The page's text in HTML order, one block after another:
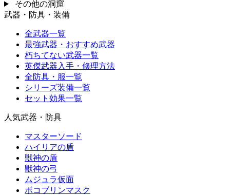
その他の洞窟
武器・防具・装備
全武器一覧
最強武器・おすすめ武器
朽ちてない武器一覧
英傑武器入手・修理方法
全防具・服一覧
シリーズ装備一覧
セット効果一覧
人気武器・防具
マスターソード
ハイリアの盾
獣神の盾
獣神の弓
ムジュラ仮面
ボコブリンマスク